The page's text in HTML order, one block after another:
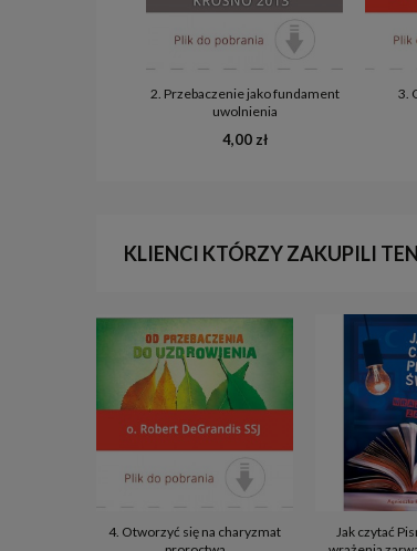
2. Przebaczenie jako fundament
uwolnienia
4,00 zł
3.
KLIENCI KTÓRZY ZAKUPILI
4. Otworzyć się na charyzmat
Jak czytać